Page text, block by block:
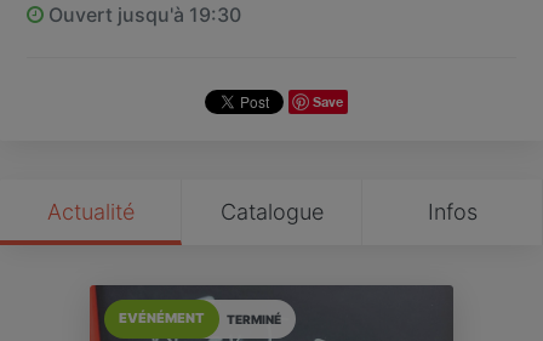
Ouvert jusqu'à 19:30
Save
Actualité Catalogue Infos
TERMINÉ
EVÉNÉMENT